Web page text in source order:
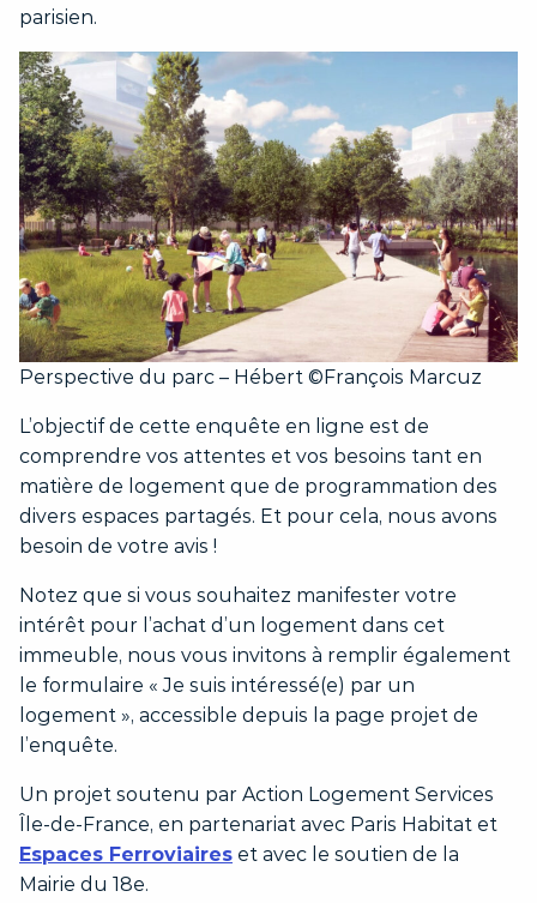
parisien.
Perspective du parc – Hébert ©François Marcuz
L’objectif de cette enquête en ligne est de
comprendre vos attentes et vos besoins tant en
matière de logement que de programmation des
divers espaces partagés. Et pour cela, nous avons
besoin de votre avis !
Notez que si vous souhaitez manifester votre
intérêt pour l’achat d’un logement dans cet
immeuble, nous vous invitons à remplir également
le formulaire « Je suis intéressé(e) par un
logement », accessible depuis la page projet de
l’enquête.
Un projet soutenu par Action Logement Services
Île-de-France, en partenariat avec Paris Habitat et
Espaces Ferroviaires et avec le soutien de la
Mairie du 18e.